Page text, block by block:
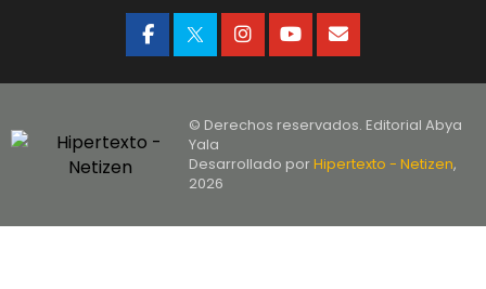
© Derechos reservados. Editorial Abya
Yala
Desarrollado porHipertexto - Netizen,
2026